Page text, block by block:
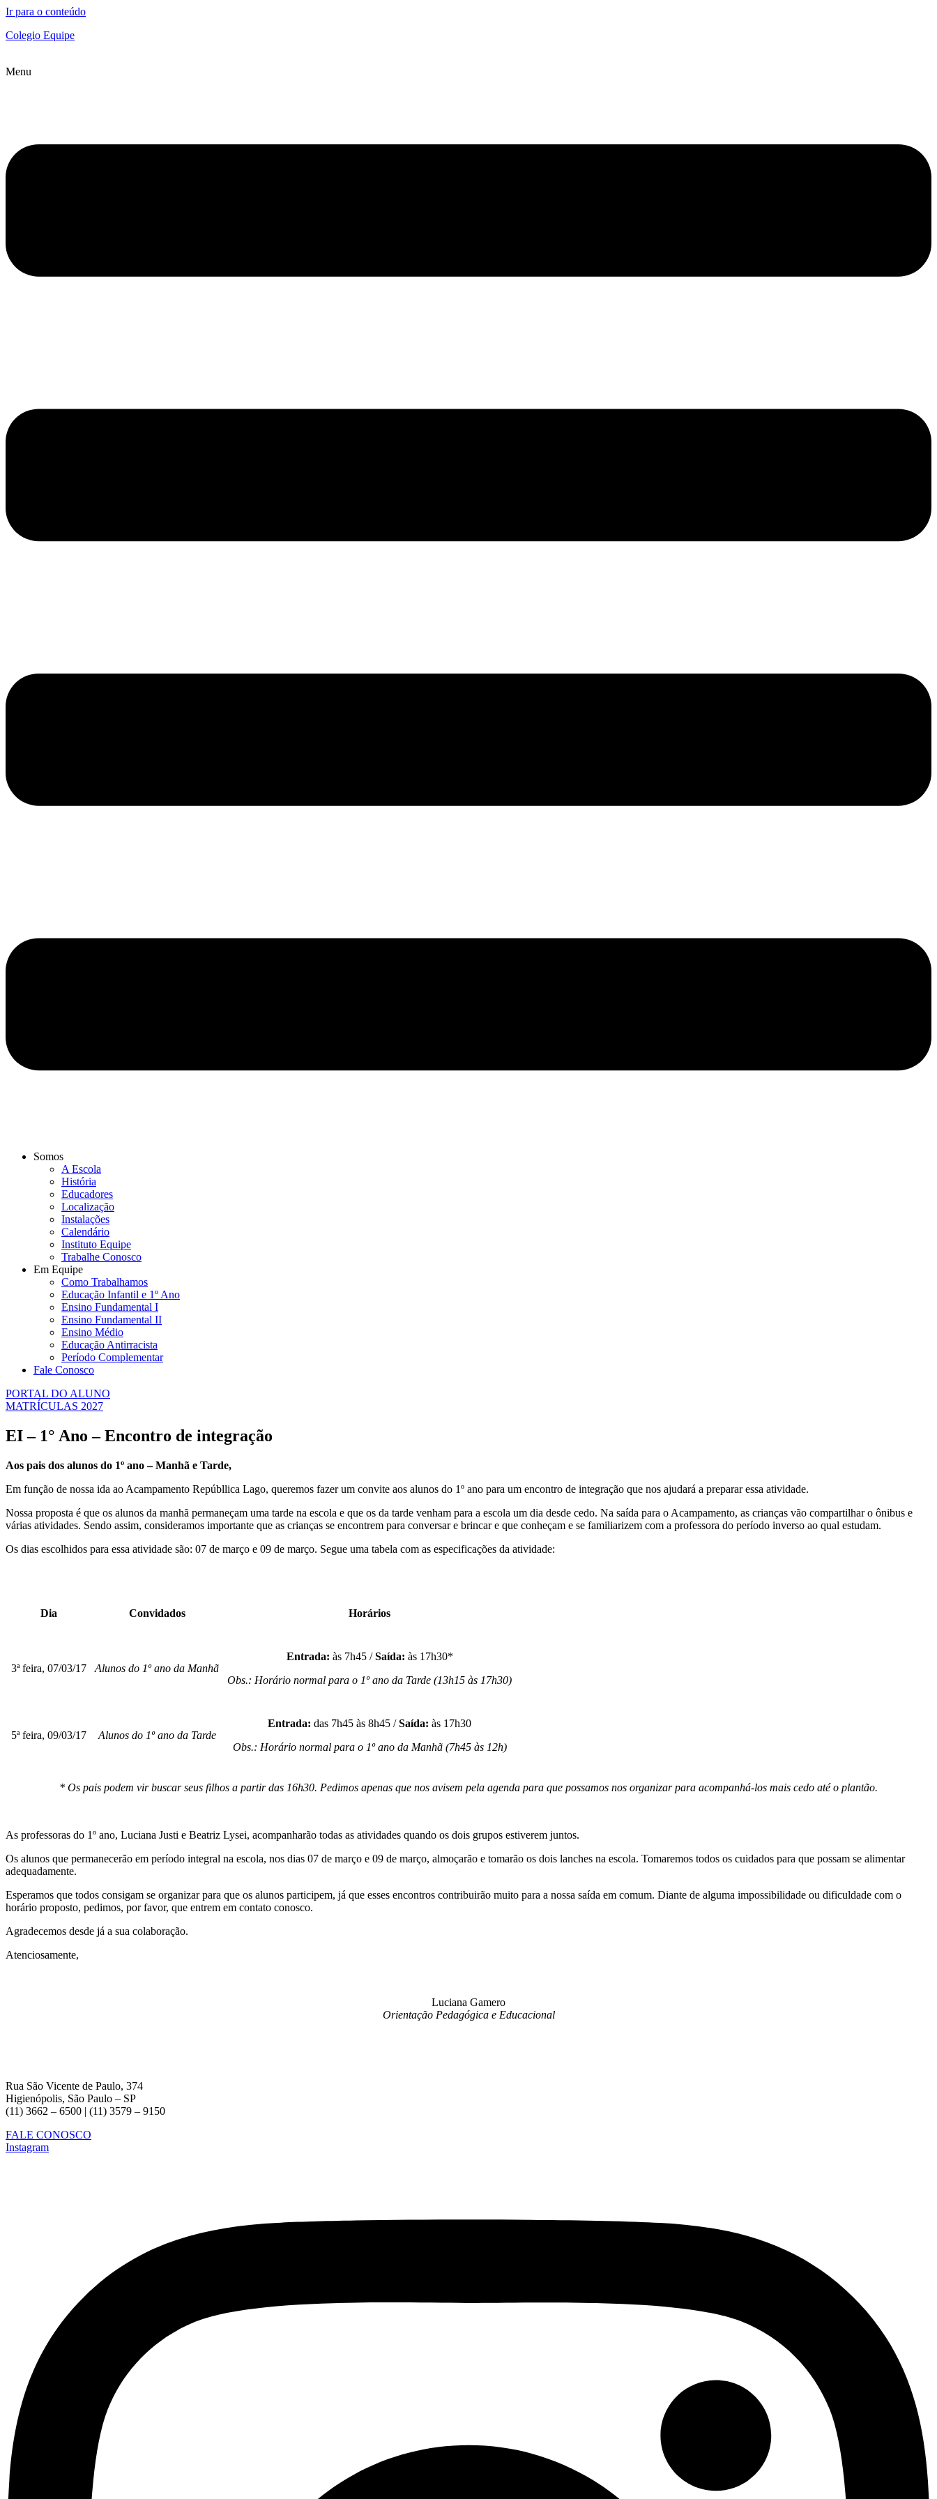
Ir para o conteúdo
Colegio Equipe
Menu
Somos
A Escola
História
Educadores
Localização
Instalações
Calendário
Instituto Equipe
Trabalhe Conosco
Em Equipe
Como Trabalhamos
Educação Infantil e 1º Ano
Ensino Fundamental I
Ensino Fundamental II
Ensino Médio
Educação Antirracista
Período Complementar
Fale Conosco
PORTAL DO ALUNO
MATRÍCULAS 2027
EI – 1° Ano – Encontro de integração
Aos pais dos alunos do 1º ano – Manhã e Tarde,
Em função de nossa ida ao Acampamento Repúbllica Lago, queremos fazer um convite aos alunos do 1º ano para um encontro de integração que nos ajudará a preparar essa atividade.
Nossa proposta é que os alunos da manhã permaneçam uma tarde na escola e que os da tarde venham para a escola um dia desde cedo. Na saída para o Acampamento, as crianças vão compartilhar o ônibus e
várias atividades. Sendo assim, consideramos importante que as crianças se encontrem para conversar e brincar e que conheçam e se familiarizem com a professora do período inverso ao qual estudam.
Os dias escolhidos para essa atividade são: 07 de março e 09 de março. Segue uma tabela com as especificações da atividade:
Dia Convidados Horários
3ª feira, 07/03/17 Alunos do 1º ano da Manhã
Entrada: às 7h45 /Saída: às 17h30*
Obs.: Horário normal para o 1º ano da Tarde (13h15 às 17h30)
5ª feira, 09/03/17 Alunos do 1º ano da Tarde
Entrada: das 7h45 às 8h45 /Saída: às 17h30
Obs.: Horário normal para o 1º ano da Manhã (7h45 às 12h)
* Os pais podem vir buscar seus filhos a partir das 16h30. Pedimos apenas que nos avisem pela agenda para que possamos nos organizar para acompanhá-los mais cedo até o plantão.
As professoras do 1º ano, Luciana Justi e Beatriz Lysei, acompanharão todas as atividades quando os dois grupos estiverem juntos.
Os alunos que permanecerão em período integral na escola, nos dias 07 de março e 09 de março, almoçarão e tomarão os dois lanches na escola. Tomaremos todos os cuidados para que possam se alimentar
adequadamente.
Esperamos que todos consigam se organizar para que os alunos participem, já que esses encontros contribuirão muito para a nossa saída em comum. Diante de alguma impossibilidade ou dificuldade com o
horário proposto, pedimos, por favor, que entrem em contato conosco.
Agradecemos desde já a sua colaboração.
Atenciosamente,
Luciana Gamero
Orientação Pedagógica e Educacional
Rua São Vicente de Paulo, 374
Higienópolis, São Paulo – SP
(11) 3662 – 6500 | (11) 3579 – 9150
FALE CONOSCO
Instagram